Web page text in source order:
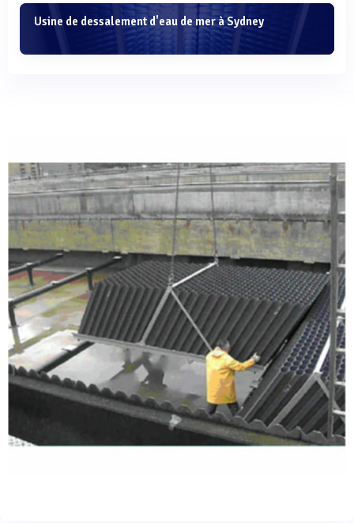
Usine de dessalement d'eau de mer à Sydney